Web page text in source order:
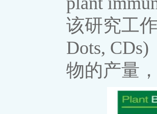
该研究工
Dots,
物的产量